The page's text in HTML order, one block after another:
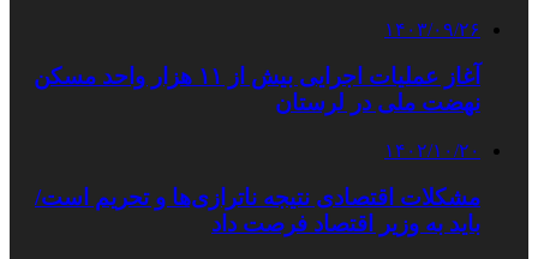
۱۴۰۳/۰۹/۲۶
آغاز عملیات اجرایی بیش از ۱۱ هزار واحد مسکن
نهضت ملی در لرستان
۱۴۰۲/۱۰/۲۰
مشکلات اقتصادی نتیجه ناترازی‌ها و تحریم است/
باید به وزیر اقتصاد فرصت داد